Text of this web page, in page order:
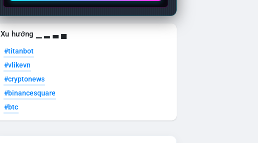
Xu hướng ▁ ▂ ▃ ▄
#titanbot
#vlikevn
#cryptonews
#binancesquare
#btc